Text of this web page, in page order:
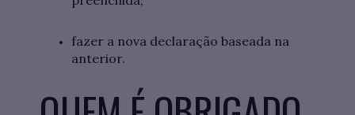
fazer a nova declaração baseada na
anterior.